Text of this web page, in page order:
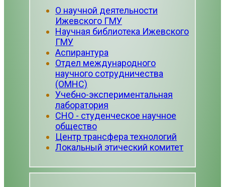
О научной деятельности
Ижевского ГМУ
Научная библиотека Ижевского
ГМУ
Аспирантура
Отдел международного
научного сотрудничества
(ОМНС)
Учебно-экспериментальная
лаборатория
СНО - студенческое научное
общество
Центр трансфера технологий
Локальный этический комитет